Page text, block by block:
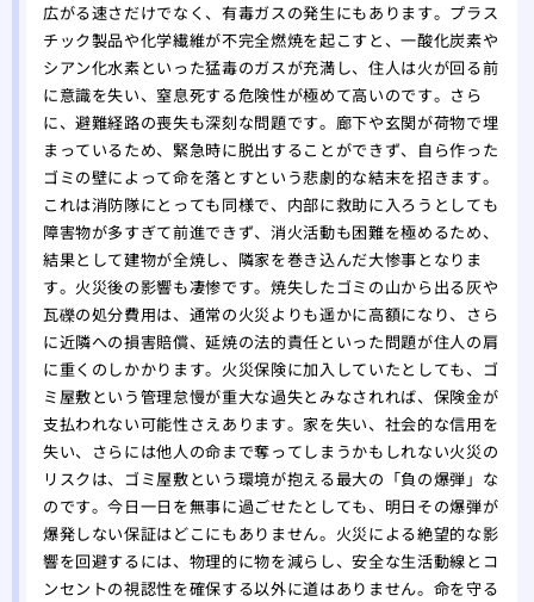
広がる速さだけでなく、有毒ガスの発生にもあります。プラス
チック製品や化学繊維が不完全燃焼を起こすと、一酸化炭素や
シアン化水素といった猛毒のガスが充満し、住人は火が回る前
に意識を失い、窒息死する危険性が極めて高いのです。さら
に、避難経路の喪失も深刻な問題です。廊下や玄関が荷物で埋
まっているため、緊急時に脱出することができず、自ら作った
ゴミの壁によって命を落とすという悲劇的な結末を招きます。
これは消防隊にとっても同様で、内部に救助に入ろうとしても
障害物が多すぎて前進できず、消火活動も困難を極めるため、
結果として建物が全焼し、隣家を巻き込んだ大惨事となりま
す。火災後の影響も凄惨です。焼失したゴミの山から出る灰や
瓦礫の処分費用は、通常の火災よりも遥かに高額になり、さら
に近隣への損害賠償、延焼の法的責任といった問題が住人の肩
に重くのしかかります。火災保険に加入していたとしても、ゴ
ミ屋敷という管理怠慢が重大な過失とみなされれば、保険金が
支払われない可能性さえあります。家を失い、社会的な信用を
失い、さらには他人の命まで奪ってしまうかもしれない火災の
リスクは、ゴミ屋敷という環境が抱える最大の「負の爆弾」な
のです。今日一日を無事に過ごせたとしても、明日その爆弾が
爆発しない保証はどこにもありません。火災による絶望的な影
響を回避するには、物理的に物を減らし、安全な生活動線とコ
ンセントの視認性を確保する以外に道はありません。命を守る